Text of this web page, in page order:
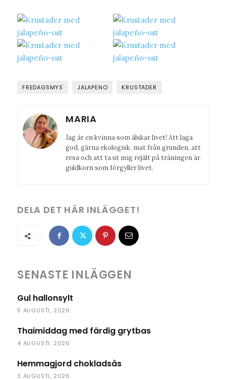
FREDAGSMYS JALAPENO KRUSTADER
MARIA
Jag är en kvinna som älskar livet! Att laga
god, gärna ekologisk, mat från grunden, att
resa och att ta ut mig rejält på träningen är
guldkorn som förgyller livet.
DELA DET HÄR INLÄGGET!
SENASTE INLÄGGEN
Gul hallonsylt
5 AUGUSTI, 2026
Thaimiddag med färdig grytbas
4 AUGUSTI, 2026
Hemmagjord chokladsås
3 AUGUSTI, 2026